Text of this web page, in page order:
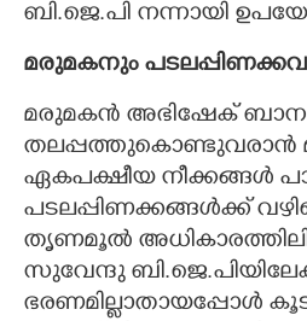
ബി.ജെ.പി നന്നായി
മരുമകനും
മരുമകൻ അഭിഷേക്
തലപ്പത്തുകൊണ്ടുവരാൻ
ഏകപക്ഷീയ നീക്കങ്ങൾ
പടലപ്പിണക്കങ്ങൾക്ക്
തൃണമൂൽ
സുവേന്ദു
ഭരണമില്ലാതായപ്പോൾ